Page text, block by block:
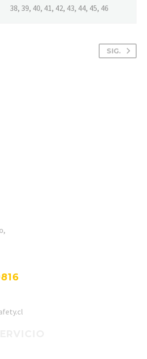
38, 39, 40, 41, 42, 43, 44, 45, 46
SIG.